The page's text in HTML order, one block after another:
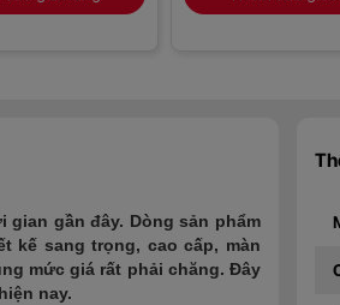
gian gần đây. Dòng sản phẩm
kế sang trọng, cao cấp, màn
mức giá rất phải chăng. Đây
nay.